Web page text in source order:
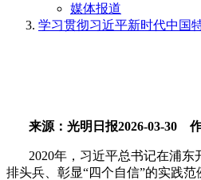
媒体报道
学习贯彻习近平新时代中国
来源：光明日报2026-03-30
2020年，习近平总书记在浦东
排头兵、彰显“四个自信”的实践